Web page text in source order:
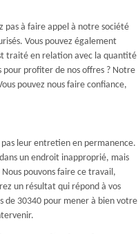
pas à faire appel à notre société
Vous pouvez également
traité en relation avec la quantité
pour profiter de nos offres ? Notre
pouvez nous faire confiance,
leur entretien en permanence.
un endroit inapproprié, mais
pouvons faire ce travail,
un résultat qui répond à vos
de 30340 pour mener à bien votre